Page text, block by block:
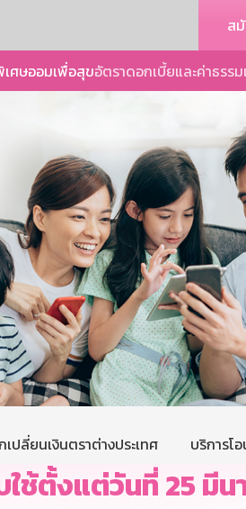
ส
เศษออมเพื่อสุขอัตราดอกเบี้ยและค่าธรร
ปลี่ยนเงินตราต่างประเทศ บริการโ
ช้ตั้งแต่วันที่ 25 มีน